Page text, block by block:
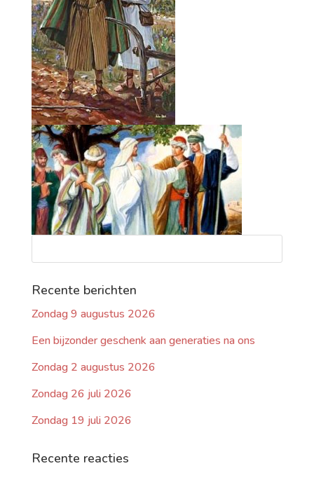
Recente berichten
Zondag 9 augustus 2026
Een bijzonder geschenk aan generaties na ons
Zondag 2 augustus 2026
Zondag 26 juli 2026
Zondag 19 juli 2026
Recente reacties